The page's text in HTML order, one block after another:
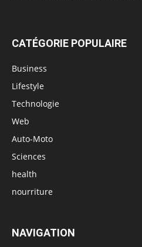
CATÉGORIE POPULAIRE
Business
Lifestyle
Technologie
Web
Auto-Moto
Sciences
health
nourriture
NAVIGATION